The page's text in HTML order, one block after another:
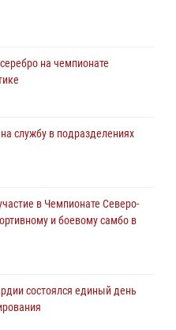
на чемпионате
службу в подразделениях
в Чемпионате Северо-
и боевому самбо в
состоялся единый день